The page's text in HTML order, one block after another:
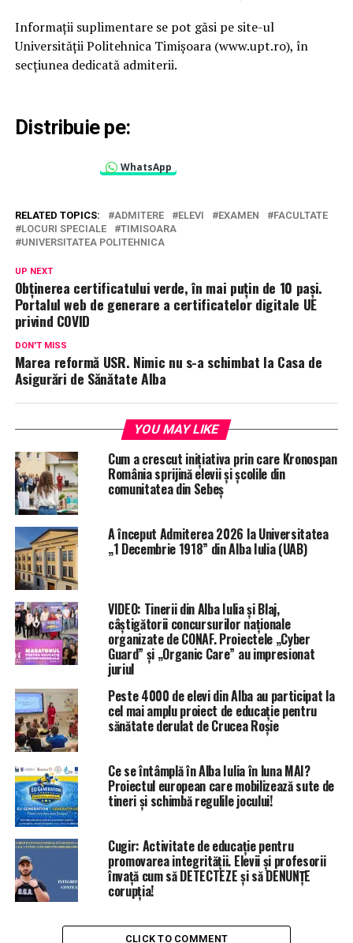
Informații suplimentare se pot găsi pe site-ul
Universității Politehnica Timișoara (www.upt.ro), în
secțiunea dedicată admiterii.
Distribuie pe:
WhatsApp
RELATED TOPICS: ADMITERE ELEVI EXAMEN
FACULTATE
LOCURI SPECIALE
TIMISOARA
UNIVERSITATEA POLITEHNICA
UP NEXT
Obținerea certificatului verde, în mai puțin de 10 pași.
Portalul web de generare a certificatelor digitale UE
privind COVID
DON'T MISS
Marea reformă USR. Nimic nu s-a schimbat la Casa de
Asigurări de Sănătate Alba
YOU MAY LIKE
Cum a crescut inițiativa prin care Kronospan
România sprijină elevii și școlile din
comunitatea din Sebeș
A început Admiterea 2026 la Universitatea
„1 Decembrie 1918” din Alba Iulia (UAB)
VIDEO: Tinerii din Alba Iulia și Blaj,
câștigătorii concursurilor naționale
organizate de CONAF. Proiectele „Cyber
Guard” și „Organic Care” au impresionat
juriul
Peste 4000 de elevi din Alba au participat la
cel mai amplu proiect de educație pentru
sănătate derulat de Crucea Roșie
Ce se întâmplă în Alba Iulia în luna MAI?
Proiectul european care mobilizează sute de
tineri și schimbă regulile jocului!
Cugir: Activitate de educație pentru
promovarea integrității. Elevii și profesorii
învață cum să DETECTEZE și să DENUNȚE
corupția!
CLICK TO COMMENT